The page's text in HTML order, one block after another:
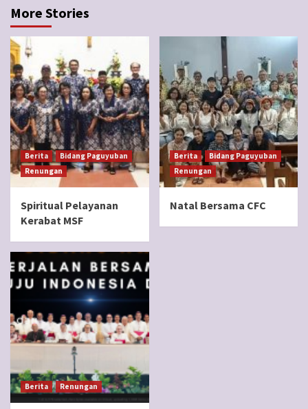
More Stories
Berita
Bidang Paguyuban
Renungan
Spiritual Pelayanan
Kerabat MSF
Berita
Bidang Paguyuban
Renungan
Natal Bersama CFC
Berita Renungan